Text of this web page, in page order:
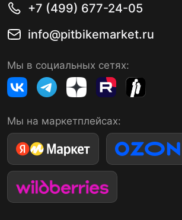
+7 (499) 677-24-05
info@pitbikemarket.ru
Мы в социальных сетях:
Мы на маркетплейсах: